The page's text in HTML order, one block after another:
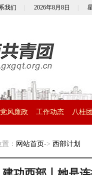
我们 2026年8月8日
党风廉政 工作动态 八桂
： 网站首页-> 西部计划